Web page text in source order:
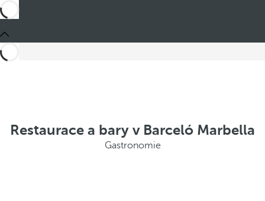
Restaurace a bary v Barceló Marbella
Gastronomie